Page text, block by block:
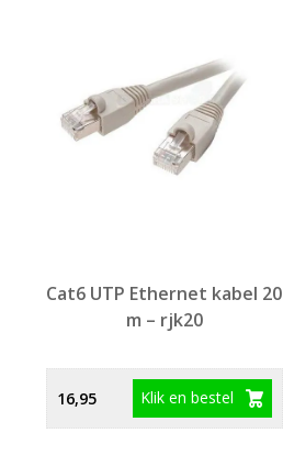
Cat6 UTP Ethernet kabel 20
m – rjk20
16,95 Klik en bestel